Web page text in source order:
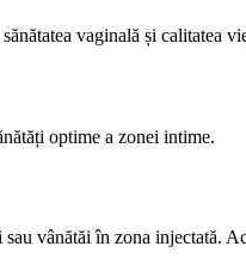
vaginală și calitatea
optime a zonei intime.
vânătăi în zona injectată.